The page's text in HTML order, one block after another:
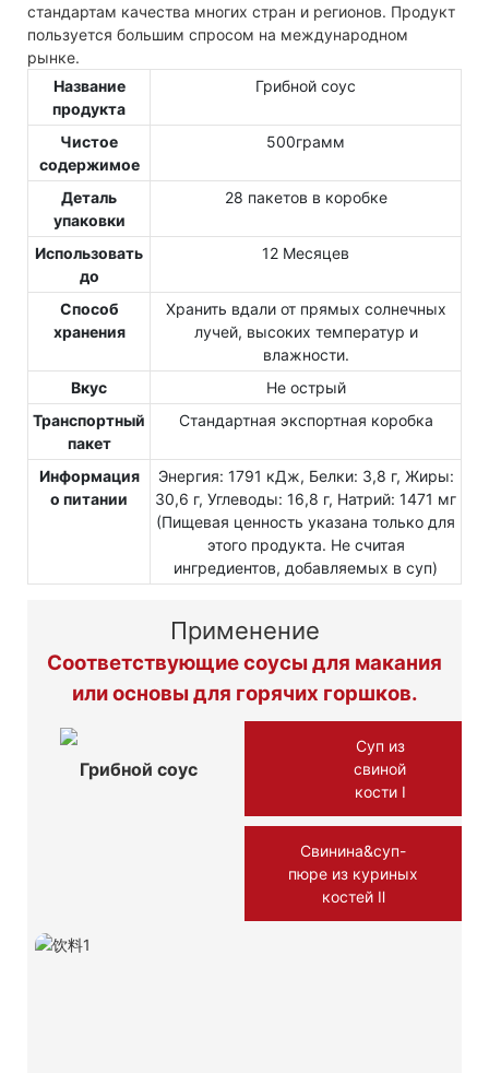
стандартам качества многих стран и регионов. Продукт
пользуется большим спросом на международном
рынке.
Название
продукта
Грибной соус
Чистое
содержимое
500грамм
Деталь
упаковки
28 пакетов в коробке
Использовать
до
12 Месяцев
Способ
хранения
Хранить вдали от прямых солнечных
лучей, высоких температур и
влажности.
Вкус
Не острый
Транспортный
пакет
Стандартная экспортная коробка
Информация
о питании
Энергия: 1791 кДж, Белки: 3,8 г, Жиры:
30,6 г, Углеводы: 16,8 г, Натрий: 1471 мг
(Пищевая ценность указана только для
этого продукта. Не считая
ингредиентов, добавляемых в суп)
Применение
Соответствующие соусы для макания
или основы для горячих горшков.
Грибной соус
Суп из
свиной
кости Ⅰ
Свинина&суп-
пюре из куриных
костей Ⅱ